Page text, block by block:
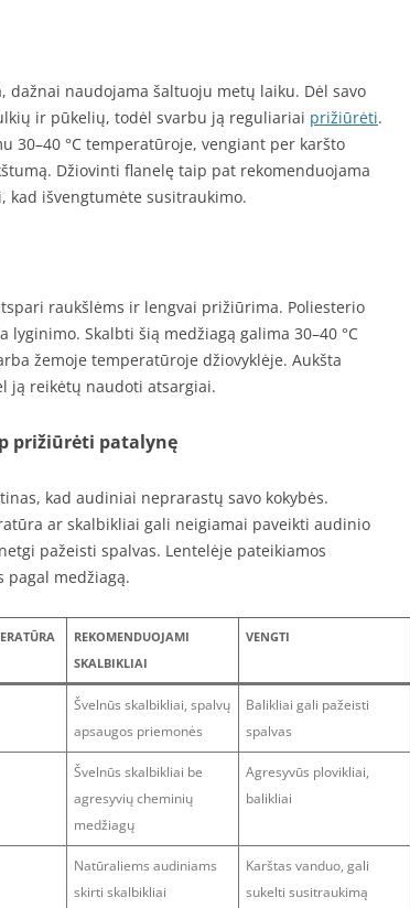
dažnai naudojama šaltuoju metų laiku. Dėl savo
ir pūkelių, todėl svarbu ją reguliariai prižiūrėti.
30–40 °C temperatūroje, vengiant per karšto
Džiovinti flanelę taip pat rekomenduojama
išvengtumėte susitraukimo.
raukšlėms ir lengvai prižiūrima. Poliesterio
Skalbti šią medžiagą galima 30–40 °C
žemoje temperatūroje džiovyklėje. Aukšta
ją reikėtų naudoti atsargiai.
prižiūrėti patalynę
kad audiniai neprarastų savo kokybės.
ar skalbikliai gali neigiamai paveikti audinio
pažeisti spalvas. Lentelėje pateikiamos
pagal medžiagą.
REKOMENDUOJAMI
SKALBIKLIAI
VENGTI
Švelnūs skalbikliai, spalvų
apsaugos priemonės
Balikliai gali pažeisti
spalvas
Švelnūs skalbikliai be
agresyvių cheminių
medžiagų
Agresyvūs plovikliai,
balikliai
Natūraliems audiniams
skirti skalbikliai
Karštas vanduo, gali
sukelti susitraukimą